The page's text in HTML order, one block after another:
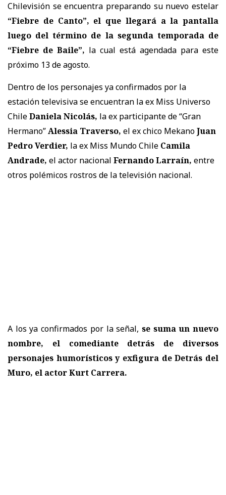
Chilevisión se encuentra preparando su nuevo estelar
“Fiebre de Canto”, el que llegará a la pantalla
luego del término de la segunda temporada de
“Fiebre de Baile”, la cual está agendada para este
próximo 13 de agosto.
Dentro de los personajes ya confirmados por la
estación televisiva se encuentran la ex Miss Universo
ChileDaniela Nicolás, la ex participante de “Gran
Hermano”Alessia Traverso, el ex chico MekanoJuan
Pedro Verdier, la ex Miss Mundo Chile Camila
Andrade, el actor nacional Fernando Larraín, entre
otros polémicos rostros de la televisión nacional.
A los ya confirmados por la señal, se suma un nuevo
nombre, el comediante detrás de diversos
personajes humorísticos y exfigura de Detrás del
Muro, el actor Kurt Carrera.